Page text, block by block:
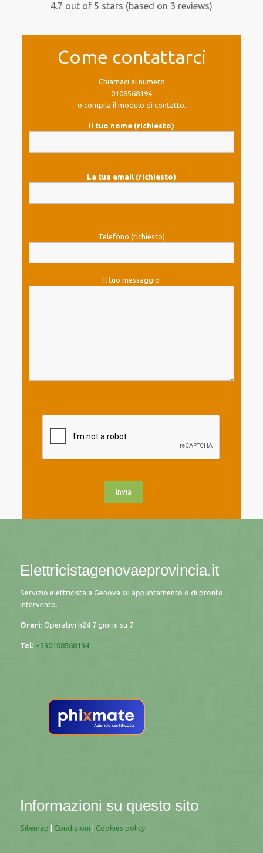
4.7 out of 5 stars (based on 3 reviews)
Come contattarci
Chiamaci al numero
0108568194
o compila il modulo di contatto.
Il tuo nome (richiesto)
La tua email (richiesto)
Telefono (richiesto)
Il tuo messaggio
Elettricistagenovaeprovincia.it
Servizio elettricista a Genova su appuntamento o di pronto
intervento.
Orari: Operativi h24 7 giorni su 7.
Tel: +390108568194
Informazioni su questo sito
Sitemap Condizioni Cookies policy